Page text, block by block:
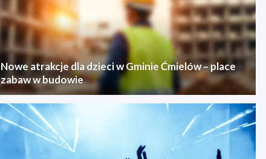
Nowe atrakcje dla dzieci w Gminie Ćmielów – place
zabaw w budowie